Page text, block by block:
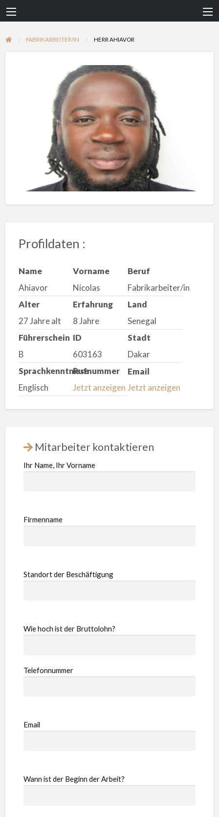
FABRIKARBEITER/IN HERR AHIAVOR
Profildaten :
Name
Ahiavor
Vorname
Nicolas
Beruf
Fabrikarbeiter/in
Alter
27 Jahre alt
Erfahrung
8 Jahre
Land
Senegal
Führerschein
B
ID
603163
Stadt
Dakar
Sprachkenntnisse
Englisch
Rufnummer
Jetzt anzeigen
Email
Jetzt anzeigen
Mitarbeiter kontaktieren
Ihr Name, Ihr Vorname
Firmenname
Standort der Beschäftigung
Wie hoch ist der Bruttolohn?
Telefonnummer
Email
Wann ist der Beginn der Arbeit?